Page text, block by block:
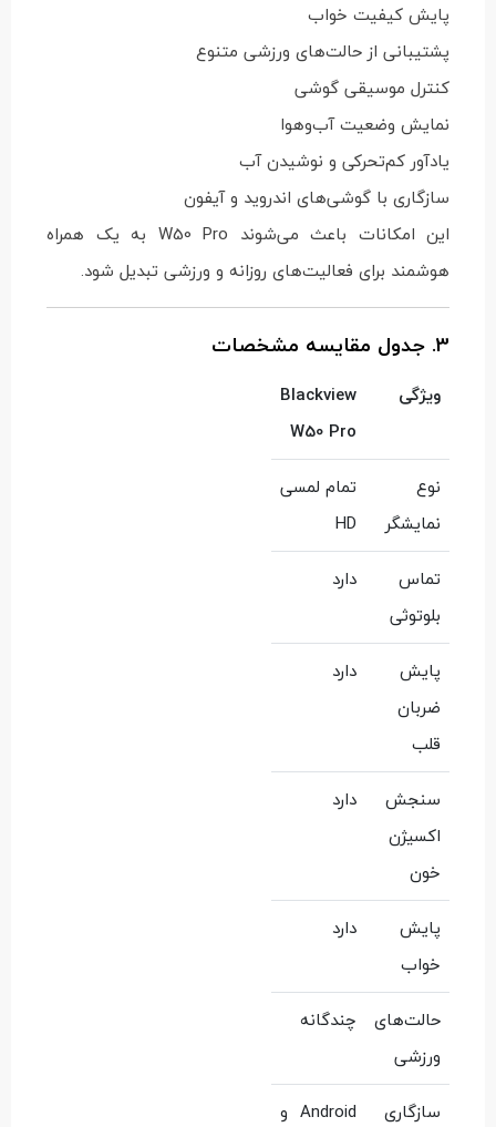
پایش کیفیت خواب
پشتیبانی از حالت‌های ورزشی متنوع
کنترل موسیقی گوشی
نمایش وضعیت آب‌وهوا
یادآور کم‌تحرکی و نوشیدن آب
سازگاری با گوشی‌های اندروید و آیفون
این امکانات باعث می‌شوند W50 Pro به یک همراه
هوشمند برای فعالیت‌های روزانه و ورزشی تبدیل شود.
3. جدول مقایسه مشخصات
ویژگی
Blackview
W50 Pro
نوع
نمایشگر
تمام لمسی
HD
تماس
بلوتوثی
دارد
پایش
ضربان
قلب
دارد
سنجش
اکسیژن
خون
دارد
پایش
خواب
دارد
حالت‌های
ورزشی
چندگانه
سازگاری
Android و